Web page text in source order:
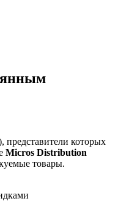
которых
Micros Distribution
товары.